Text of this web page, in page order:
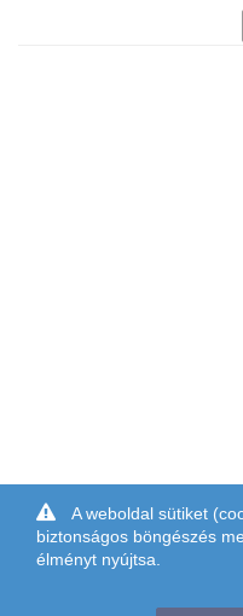
A weboldal sütiket
biztonságos böngészés
élményt nyújtsa.